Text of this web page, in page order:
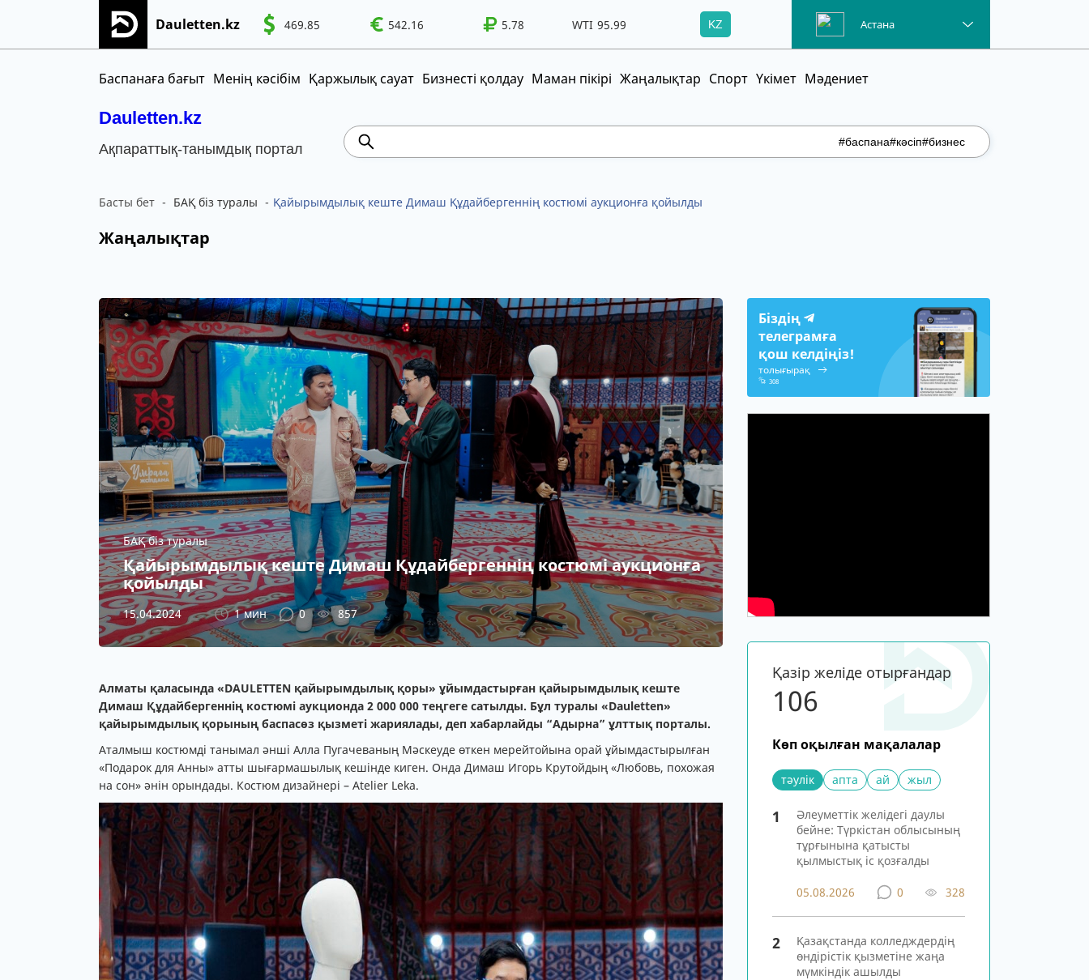
Dauletten.kz 469.85 542.16 5.78
WTI 95.99 100.41 95.99 Brent KZ Астана
Баспанаға бағыт Менің кәсібім Қаржылық сауат Бизнесті қолдау Маман пікірі Жаңалықтар Спорт Үкімет Мәдениет
Dauletten.kz
Ақпараттық-танымдық портал #баспана#кәсіп#бизнес
Сіздің өтінішіңіз сәтті жіберілді, Рақмет!
Басты бет БАҚ біз туралы Қайырымдылық кеште Димаш Құдайбергеннің костюмі аукционға қойылды
Жаңалықтар
БАҚ біз туралы
Қайырымдылық кеште Димаш Құдайбергеннің костюмі аукционға
қойылды
15.04.2024 1 мин 0 857
Алматы қаласында «DAULETTEN қайырымдылық қоры» ұйымдастырған қайырымдылық кеште
Димаш Құдайбергеннің костюмі аукционда 2 000 000 теңгеге сатылды. Бұл туралы «Dauletten»
қайырымдылық қорының баспасөз қызметі жариялады, деп хабарлайды “Адырна” ұлттық порталы.
Аталмыш костюмді танымал әнші Алла Пугачеваның Мәскеуде өткен мерейтойына орай ұйымдастырылған
«Подарок для Анны» атты шығармашылық кешінде киген. Онда Димаш Игорь Крутойдың «Любовь, похожая
на сон» әнін орындады. Костюм дизайнері – Atelier Leka.
Біздің
телеграмға
қош келдіңіз!
толығырақ
308
Қазір желіде отырғандар
106
Көп оқылған мақалалар
тәулік апта ай жыл
1
Әлеуметтік желідегі даулы
бейне: Түркістан облысының
тұрғынына қатысты
қылмыстық іс қозғалды
05.08.2026 0 328
2
Қазақстанда колледждердің
өндірістік қызметіне жаңа
мүмкіндік ашылды